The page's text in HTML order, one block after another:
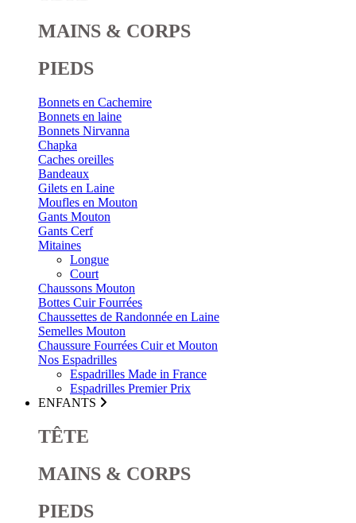
MAINS & CORPS
PIEDS
Bonnets en Cachemire
Bonnets en laine
Bonnets Nirvanna
Chapka
Caches oreilles
Bandeaux
Gilets en Laine
Moufles en Mouton
Gants Mouton
Gants Cerf
Mitaines
Longue
Court
Chaussons Mouton
Bottes Cuir Fourrées
Chaussettes de Randonnée en Laine
Semelles Mouton
Chaussure Fourrées Cuir et Mouton
Nos Espadrilles
Espadrilles Made in France
Espadrilles Premier Prix
ENFANTS
TÊTE
MAINS & CORPS
PIEDS